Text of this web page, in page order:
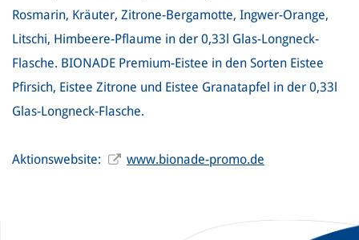
Rosmarin, Kräuter, Zitrone-Bergamotte, Ingwer-Orange,
Litschi, Himbeere-Pflaume in der 0,33l Glas-Longneck-
Flasche. BIONADE Premium-Eistee in den Sorten Eistee
Pfirsich, Eistee Zitrone und Eistee Granatapfel in der 0,33l
Glas-Longneck-Flasche.
Aktionswebsite: www.bionade-promo.de